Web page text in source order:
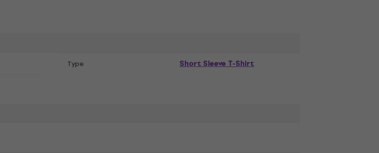
Тype Short Sleeve T-Shirt